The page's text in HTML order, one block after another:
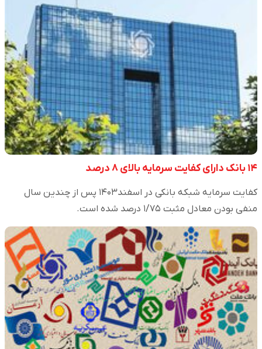
۱۴ بانک دارای کفایت سرمایه بالای ۸ درصد
کفایت سرمایه شبکه بانکی در اسفند۱۴۰۳ پس از چندین سال
منفی بودن معادل مثبت ۷۵‏/۱ درصد شده است.